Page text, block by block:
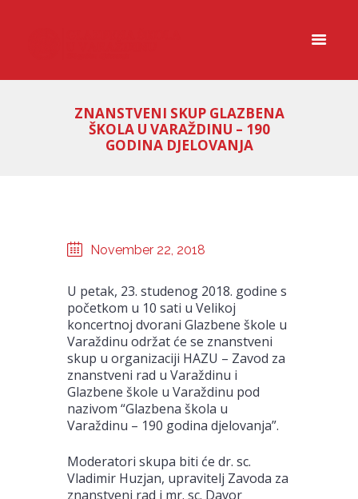
ZNANSTVENI SKUP GLAZBENA
ŠKOLA U VARAŽDINU – 190
GODINA DJELOVANJA
November 22, 2018
U petak, 23. studenog 2018. godine s
početkom u 10 sati u Velikoj
koncertnoj dvorani Glazbene škole u
Varaždinu održat će se znanstveni
skup u organizaciji HAZU – Zavod za
znanstveni rad u Varaždinu i
Glazbene škole u Varaždinu pod
nazivom “Glazbena škola u
Varaždinu – 190 godina djelovanja”.
Moderatori skupa biti će dr. sc.
Vladimir Huzjan, upravitelj Zavoda za
znanstveni rad i mr. sc. Davor